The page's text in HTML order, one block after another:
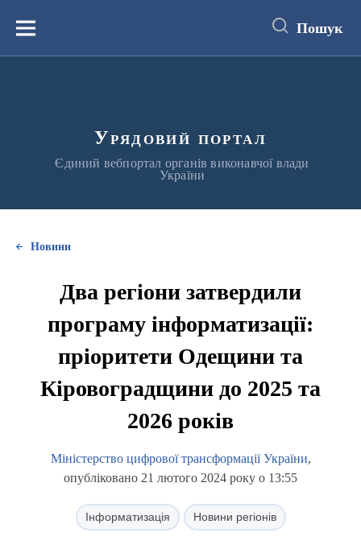
вмістуМеню Пошук
Урядовий портал
Єдиний вебпортал органів виконавчої влади
України
Новини
Два регіони затвердили
програму інформатизації:
пріоритети Одещини та
Кіровоградщини до 2025 та
2026 років
Міністерство цифрової трансформації України,
опубліковано 21 лютого 2024 року о 13:55
Інформатизація Новини регіонів